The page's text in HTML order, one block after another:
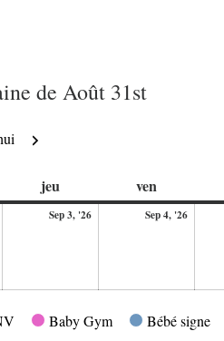
de Août 31st
Suivant
jeujeudi venvendredi
Sep 3, '263
Sep 4, '264
Baby Gym Bébé signe